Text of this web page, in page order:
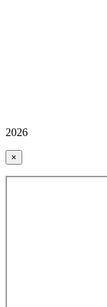
2026
×